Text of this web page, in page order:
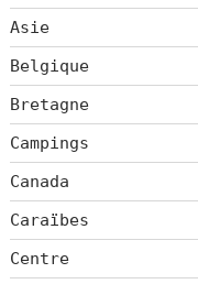
Asie
Belgique
Bretagne
Campings
Canada
Caraïbes
Centre